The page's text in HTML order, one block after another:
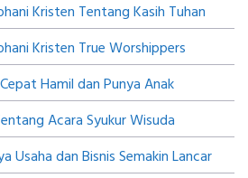
Kristen Tentang Kasih Tuhan
Kristen True Worshippers
Hamil dan Punya Anak
Acara Syukur Wisuda
Usaha dan Bisnis Semakin Lancar